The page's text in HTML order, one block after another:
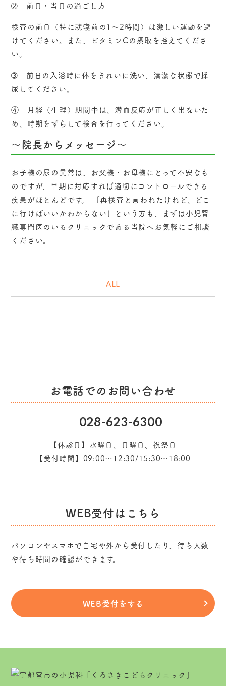
➁ 前日・当日の過ごし方
検査の前日（特に就寝前の1～2時間）は激しい運動を避
けてください。また、ビタミンCの摂取を控えてくださ
い。
➂ 前日の入浴時に体をきれいに洗い、清潔な状態で採
尿してください。
④ 月経（生理）期間中は、潜血反応が正しく出ないた
め、時期をずらして検査を行ってください。
～院長からメッセージ～
お子様の尿の異常は、お父様・お母様にとって不安なも
のですが、早期に対応すれば適切にコントロールできる
疾患がほとんどです。 「再検査と言われたけれど、どこ
に行けばいいかわからない」という方も、まずは小児腎
臓専門医のいるクリニックである当院へお気軽にご相談
ください。
ALL
お電話でのお問い合わせ
028-623-6300
【休診日】水曜日、日曜日、祝祭日
【受付時間】09:00～12:30/15:30～18:00
WEB受付はこちら
パソコンやスマホで自宅や外から受付したり、待ち人数
や待ち時間の確認ができます。
WEB受付をする